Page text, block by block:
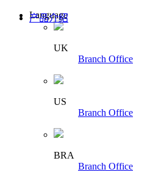
Language
UK
Branch Office
US
Branch Office
BRA
Branch Office
产品介绍